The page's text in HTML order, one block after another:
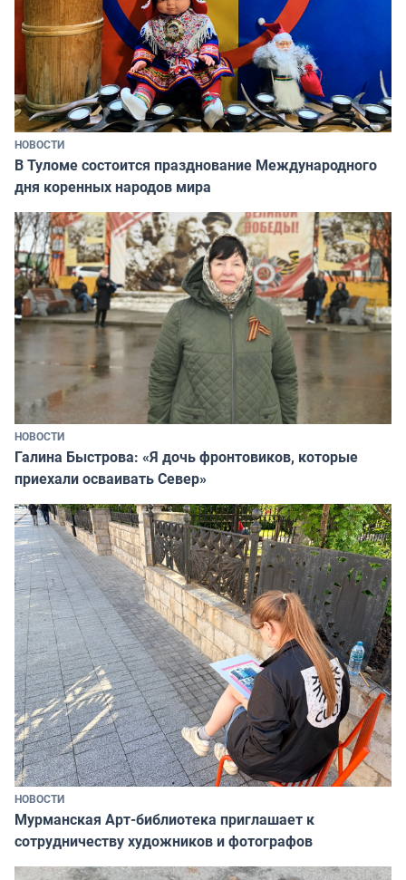
НОВОСТИ
В Туломе состоится празднование Международного
дня коренных народов мира
НОВОСТИ
Галина Быстрова: «Я дочь фронтовиков, которые
приехали осваивать Север»
НОВОСТИ
Мурманская Арт-библиотека приглашает к
сотрудничеству художников и фотографов